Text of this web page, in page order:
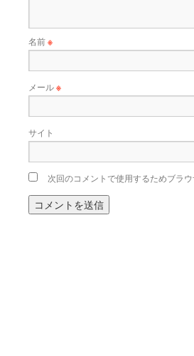
名前※
メール※
サイト
次回のコメントで使用するためブラ